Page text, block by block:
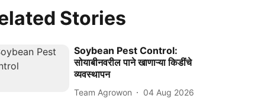
Stories
Soybean Pest Control:
सोयाबीनवरील पाने खाणाऱ्या किडींचे
व्यवस्थापन
Team Agrowon 04 Aug 2026